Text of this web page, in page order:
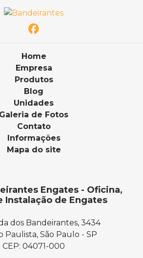
Home
Empresa
Produtos
Blog
Unidades
Galeria de Fotos
Contato
Informações
Mapa do site
Engates - Oficina,
Instalação de Engates
dos Bandeirantes, 3434
Paulista, São Paulo - SP
CEP: 04071-000